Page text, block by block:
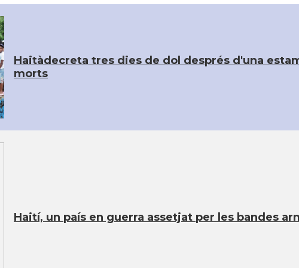
Haitàdecreta tres dies de dol després d'una
morts
Haití, un país en guerra assetjat per les bandes